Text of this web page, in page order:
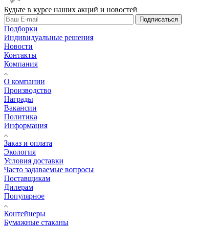
Будьте в курсе наших акций и новостей
Подписаться
Подборки
Индивидуальные решения
Новости
Контакты
Компания
О компании
Производство
Награды
Вакансии
Политика
Информация
Заказ и оплата
Экология
Условия доставки
Часто задаваемые вопросы
Поставщикам
Дилерам
Популярное
Контейнеры
Бумажные стаканы